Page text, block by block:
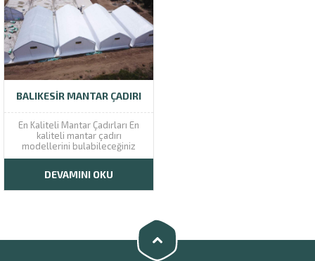
BALIKESIR MANTAR ÇADIRI
En Kaliteli Mantar Çadırları En
kaliteli mantar çadırı
modellerini bulabileceğiniz
balıkesir mantar çadırı web
Türkiye’nin her noktasına ürün
sipariş edebilirsiniz.
izolasyon sistemleri otomatik
olarak çalışan sistematik...
DEVAMINI OKU
Müşteri Temsilcisi